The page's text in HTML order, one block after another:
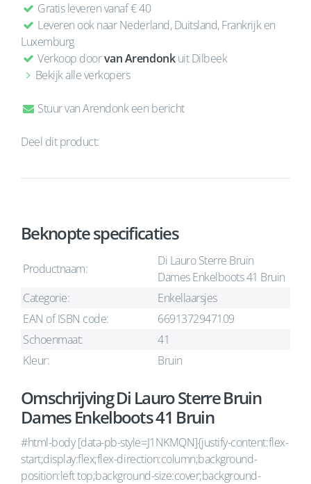
Gratis leveren vanaf € 40
Leveren ook naar Nederland, Duitsland, Frankrijk en
Luxemburg
Verkoop doorvan Arendonkuit Dilbeek
Bekijk alle verkopers
Stuur van Arendonk een bericht
Deel dit product:
Beknopte specificaties
Productnaam:
Di Lauro Sterre Bruin
Dames Enkelboots 41 Bruin
Categorie:
Enkellaarsjes
EAN of ISBN code:
6691372947109
Schoenmaat:
41
Kleur:
Bruin
Omschrijving Di Lauro Sterre Bruin
Dames Enkelboots 41 Bruin
#html-body [data-pb-style=J1NKMQN]{justify-content:flex-
start;display:flex;flex-direction:column;background-
position:left top;background-size:cover;background-